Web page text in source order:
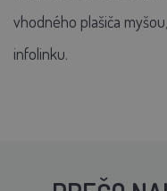
vhodného plašiča
infolinku.